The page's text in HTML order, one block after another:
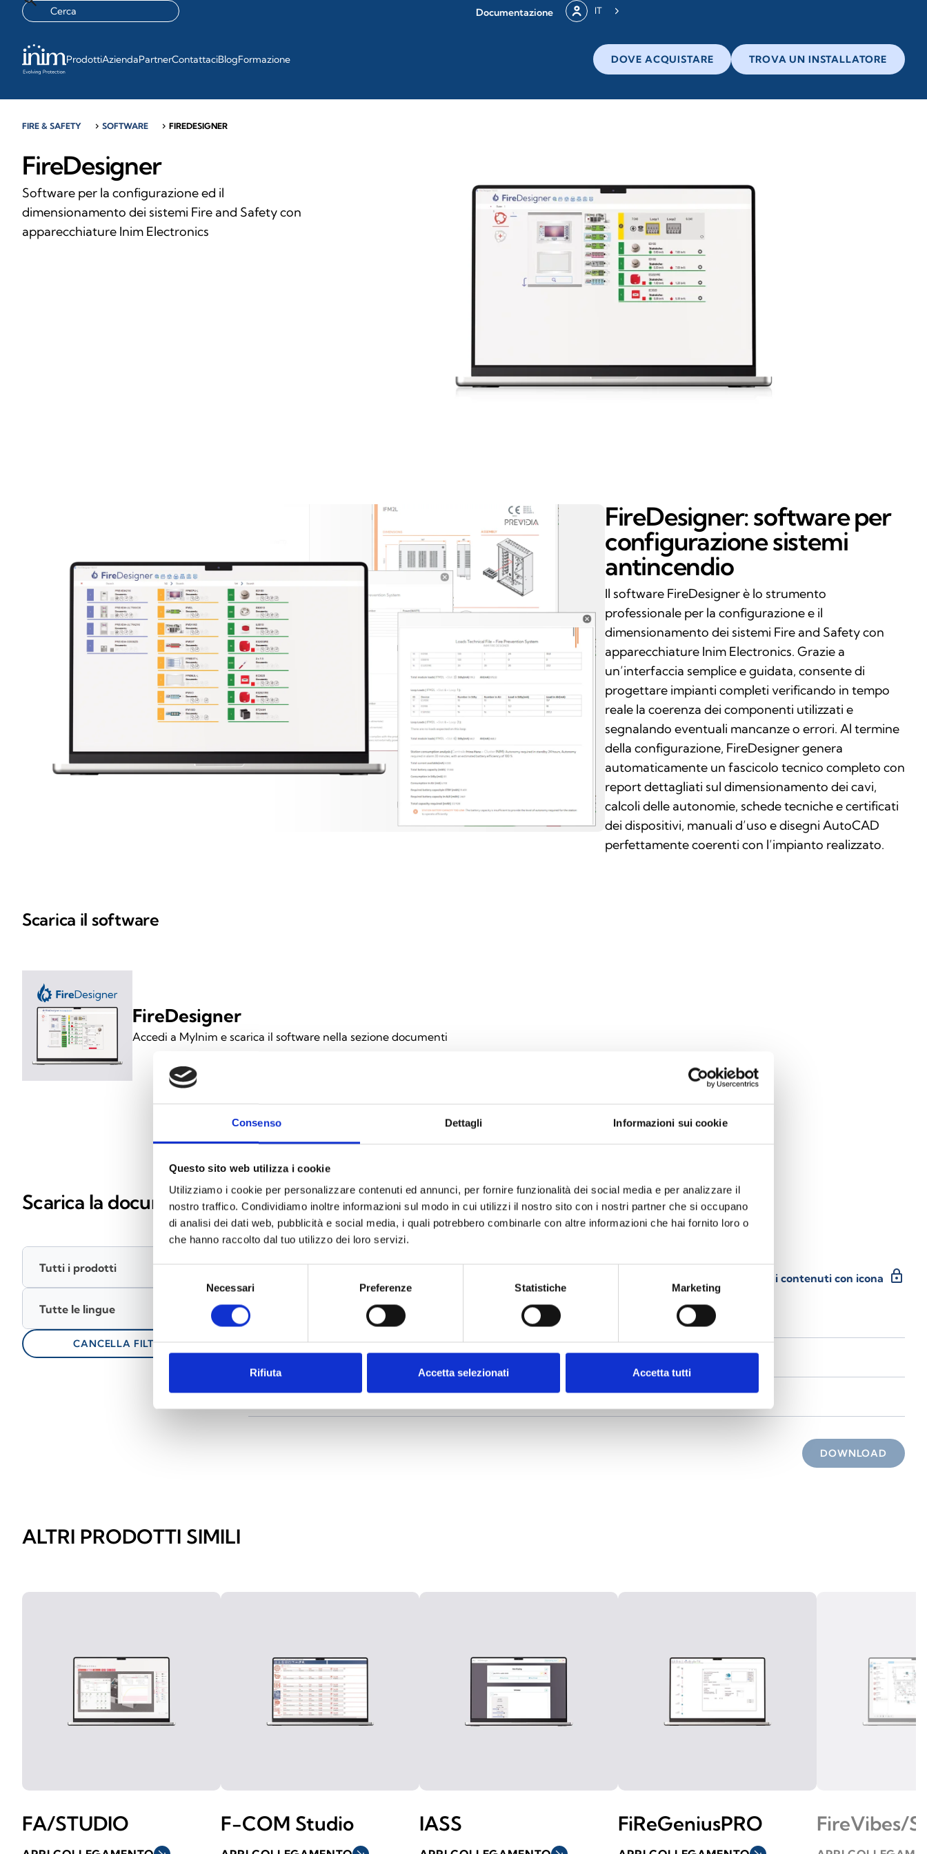
Consenso Dettagli Informazioni sui cookie
Questo sito web utilizza i cookie
Utilizziamo i cookie per personalizzare contenuti ed annunci, per fornire funzionalità dei social media e per analizzare il
nostro traffico. Condividiamo inoltre informazioni sul modo in cui utilizzi il nostro sito con i nostri partner che si occupano
di analisi dei dati web, pubblicità e social media, i quali potrebbero combinarle con altre informazioni che hai fornito loro o
che hanno raccolto dal tuo utilizzo dei loro servizi.
del
Necessari Preferenze Statistiche Marketing
Rifiuta Accetta selezionati Accetta tutti
Documentazione IT
ProdottiAziendaPartnerContattaciBlogFormazione DOVE ACQUISTARE TROVA UN INSTALLATORE
FIRE & SAFETY chevron_right SOFTWARE chevron_right FIREDESIGNER
FireDesigner
Software per la configurazione ed il
dimensionamento dei sistemi Fire and Safety con
apparecchiature Inim Electronics
FireDesigner: software per
configurazione sistemi
antincendio
Il software FireDesigner è lo strumento
professionale per la configurazione e il
dimensionamento dei sistemi Fire and Safety con
apparecchiature Inim Electronics. Grazie a
un’interfaccia semplice e guidata, consente di
progettare impianti completi verificando in tempo
reale la coerenza dei componenti utilizzati e
segnalando eventuali mancanze o errori. Al termine
della configurazione, FireDesigner genera
automaticamente un fascicolo tecnico completo con
report dettagliati sul dimensionamento dei cavi,
calcoli delle autonomie, schede tecniche e certificati
dei dispositivi, manuali d’uso e disegni AutoCAD
perfettamente coerenti con l’impianto realizzato.
Scarica il software
FireDesigner
Accedi a MyInim e scarica il software nella sezione documenti
Scarica la documentazione
keyboard_arrow_down Manuale Software - Materiali (4)
keyboard_arrow_down Video Presentazione Prodotto - Materiali (2)
lock keyboard_arrow_down Software Fire & Safety - Materiali (6)
Accedi, prima di scaricare i contenuti con icona lock
Tutti i prodotti
Tutte le lingue
CANCELLA FILTRI
DOWNLOAD
ALTRI PRODOTTI SIMILI
FA/STUDIO F-COM Studio IASS FiReGeniusPRO FireVibes/